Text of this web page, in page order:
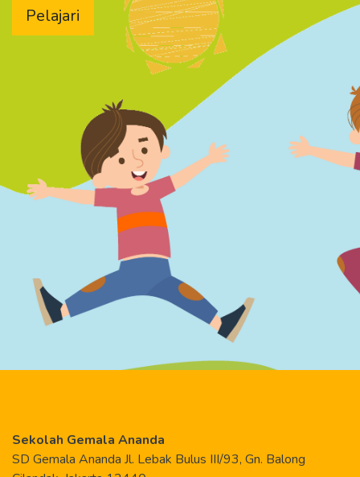
Pelajari
Sekolah Gemala Ananda
SD Gemala Ananda Jl. Lebak Bulus III/93, Gn. Balong